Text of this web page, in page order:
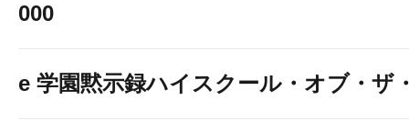
000
e 学園黙示録ハイスクール・オブ・ザ